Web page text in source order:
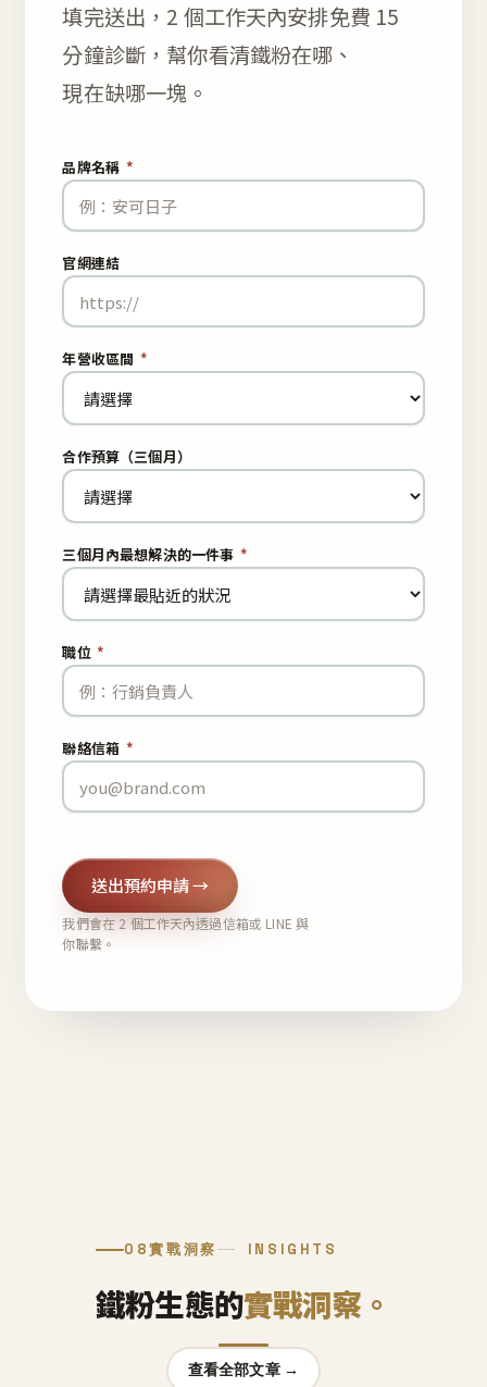
填完送出，2 個工作天內安排免費 15
分鐘診斷，幫你看清鐵粉在哪、
現在缺哪一塊。
品牌名稱 *
官網連結
年營收區間 *
合作預算（三個月）
三個月內最想解決的一件事 *
職位 *
聯絡信箱 *
送出預約申請 →
我們會在 2 個工作天內透過信箱或 LINE 與
你聯繫。
08實戰洞察 INSIGHTS
鐵粉生態的實戰洞察。
查看全部文章 →